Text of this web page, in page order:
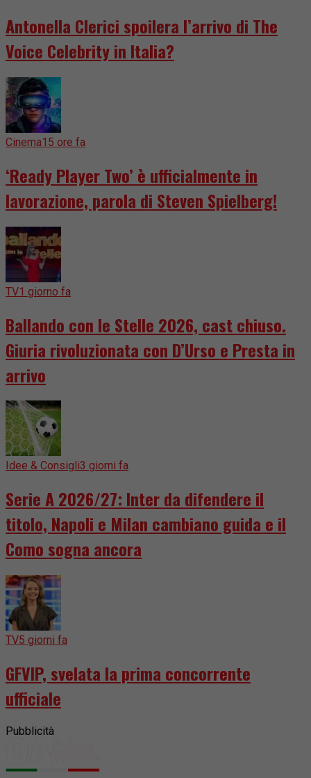
Antonella Clerici spoilera l’arrivo di The
Voice Celebrity in Italia?
Cinema15 ore fa
‘Ready Player Two’ è ufficialmente in
lavorazione, parola di Steven Spielberg!
TV1 giorno fa
Ballando con le Stelle 2026, cast chiuso.
Giuria rivoluzionata con D’Urso e Presta in
arrivo
Idee & Consigli3 giorni fa
Serie A 2026/27: Inter da difendere il
titolo, Napoli e Milan cambiano guida e il
Como sogna ancora
TV5 giorni fa
GFVIP, svelata la prima concorrente
ufficiale
Pubblicità